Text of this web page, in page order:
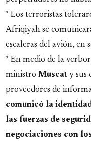
* Los terroristas
Afriqiyah se
escaleras del avión, en
* En medio de la
ministro Muscaty sus
proveedores de
comunicó la
las fuerzas de
negociaciones con